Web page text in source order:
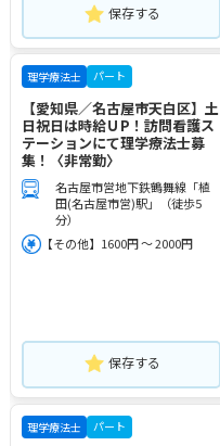
保存する
理学療法士 パート
【愛知県／名古屋市天白区】土
日祝日は時給ＵP！訪問看護ス
テーションにて理学療法士募
集！〈非常勤〉
名古屋市営地下鉄鶴舞線「植
田(名古屋市営)駅」（徒歩5
分）
【その他】1600円 ～ 2000円
保存する
理学療法士 パート